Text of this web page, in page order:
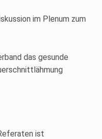
im Plenum zum
das gesunde
ist